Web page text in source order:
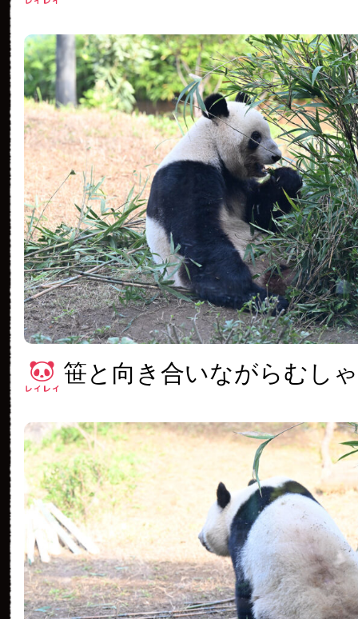
笹と向き合いながらむし